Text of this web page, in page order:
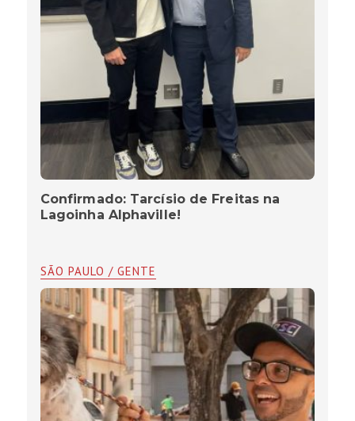
Confirmado: Tarcísio de Freitas na
Lagoinha Alphaville!
SÃO PAULO / GENTE